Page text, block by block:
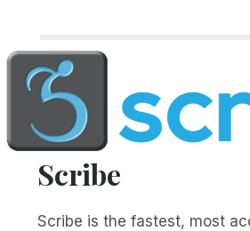
Scribe
Scribe is the fastest, most